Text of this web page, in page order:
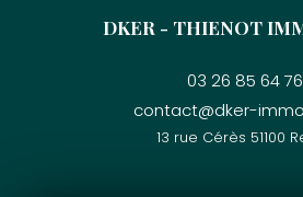
DKER - THIENOT
03 26 85 64 76
contact@dker-
13 rue Cérès 51100